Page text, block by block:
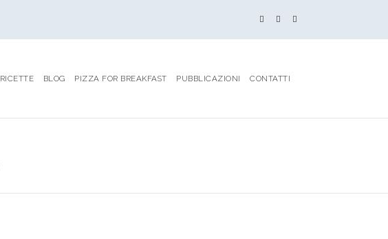
RICETTE BLOG PIZZA FOR BREAKFAST PUBBLICAZIONI CONTATTI